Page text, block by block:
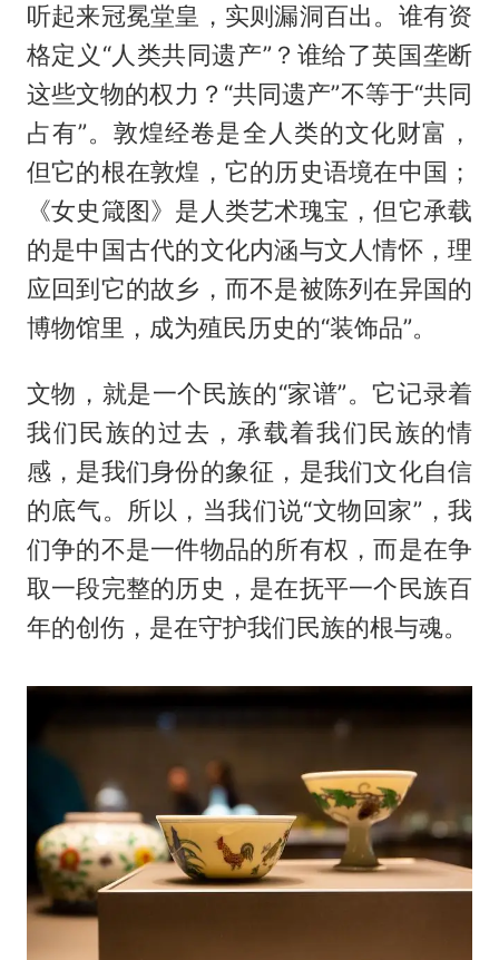
听起来冠冕堂皇，实则漏洞百出。谁有资
格定义“人类共同遗产”？谁给了英国垄断
这些文物的权力？“共同遗产”不等于“共同
占有”。敦煌经卷是全人类的文化财富，
但它的根在敦煌，它的历史语境在中国；
《女史箴图》是人类艺术瑰宝，但它承载
的是中国古代的文化内涵与文人情怀，理
应回到它的故乡，而不是被陈列在异国的
博物馆里，成为殖民历史的“装饰品”。
文物，就是一个民族的“家谱”。它记录着
我们民族的过去，承载着我们民族的情
感，是我们身份的象征，是我们文化自信
的底气。所以，当我们说“文物回家”，我
们争的不是一件物品的所有权，而是在争
取一段完整的历史，是在抚平一个民族百
年的创伤，是在守护我们民族的根与魂。